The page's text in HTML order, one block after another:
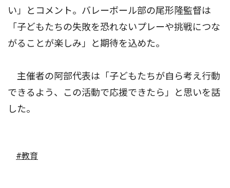
い」とコメント。バレーボール部の尾形隆監督は
「子どもたちの失敗を恐れないプレーや挑戦につな
がることが楽しみ」と期待を込めた。
主催者の阿部代表は「子どもたちが自ら考え行動
できるよう、この活動で応援できたら」と思いを話
した。
#教育